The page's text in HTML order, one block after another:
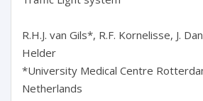
R.H.J. van Gils*, R.F. Kornelisse, J.
Helder
*University Medical Centre
Netherlands